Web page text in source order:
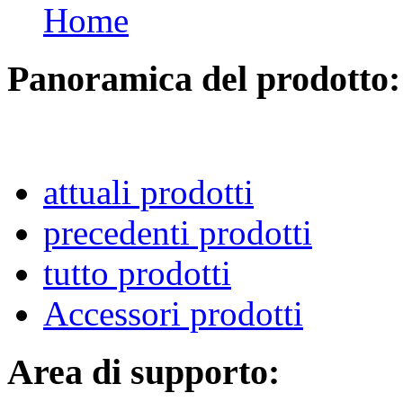
Home
Panoramica del prodotto:
attuali prodotti
precedenti prodotti
tutto prodotti
Accessori prodotti
Area di supporto: